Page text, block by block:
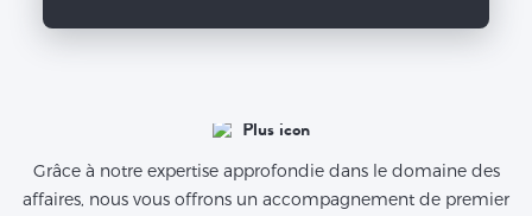
Grâce à notre expertise approfondie dans le domaine des
affaires, nous vous offrons un accompagnement de premier